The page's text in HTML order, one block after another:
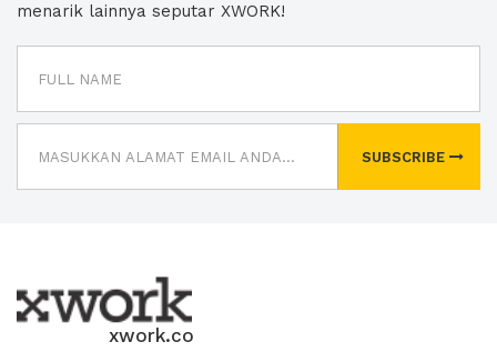
menarik lainnya seputar XWORK!
SUBSCRIBE
xwork.co